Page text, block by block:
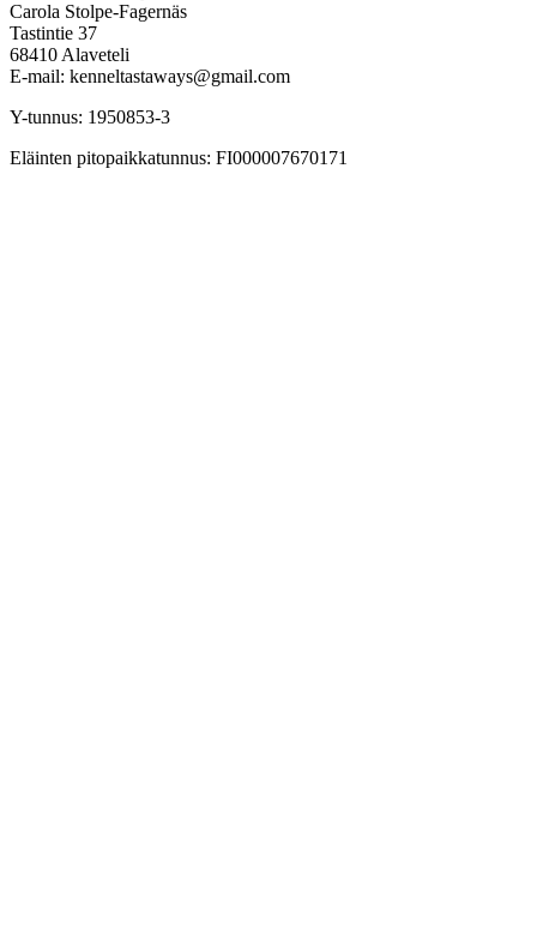
Carola Stolpe-Fagernäs
Tastintie 37
68410 Alaveteli
E-mail: kenneltastaways@gmail.com
Y-tunnus: 1950853-3
Eläinten pitopaikkatunnus: FI000007670171